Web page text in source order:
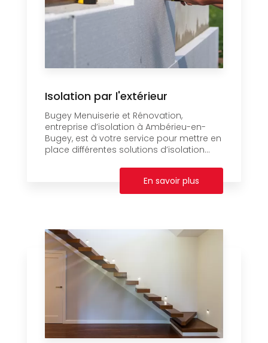
Isolation par l'extérieur
Bugey Menuiserie et Rénovation,
entreprise d’isolation à Ambérieu-en-
Bugey, est à votre service pour mettre en
place différentes solutions d’isolation...
En savoir plus